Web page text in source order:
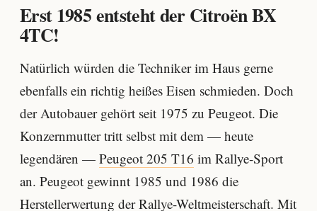
Erst 1985 entsteht der Citroën BX
4TC!
Natürlich würden die Techniker im Haus gerne
ebenfalls ein richtig heißes Eisen schmieden. Doch
der Autobauer gehört seit 1975 zu Peugeot. Die
Konzernmutter tritt selbst mit dem — heute
legendären — Peugeot 205 T16 im Rallye-Sport
an. Peugeot gewinnt 1985 und 1986 die
Herstellerwertung der Rallye-Weltmeisterschaft. Mit